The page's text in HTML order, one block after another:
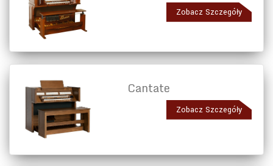
Zobacz Szczegóły
Cantate
Zobacz Szczegóły